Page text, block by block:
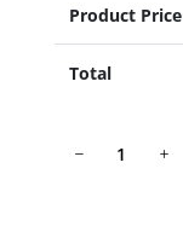
Product Price
Total
Vintage